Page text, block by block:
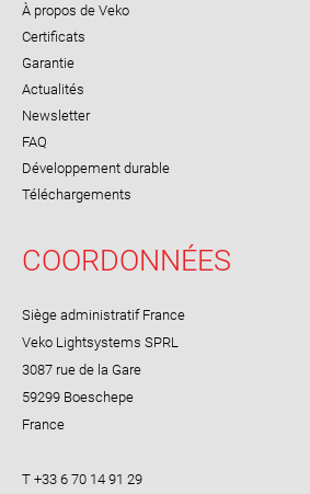
À propos de Veko
Certificats
Garantie
Actualités
Newsletter
FAQ
Développement durable
Téléchargements
COORDONNÉES
Siège administratif France
Veko Lightsystems SPRL
3087 rue de la Gare
59299 Boeschepe
France
T +33 6 70 14 91 29